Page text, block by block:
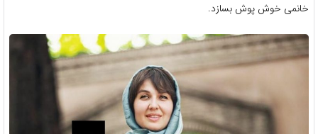
خانمی خوش پوش بسازد.